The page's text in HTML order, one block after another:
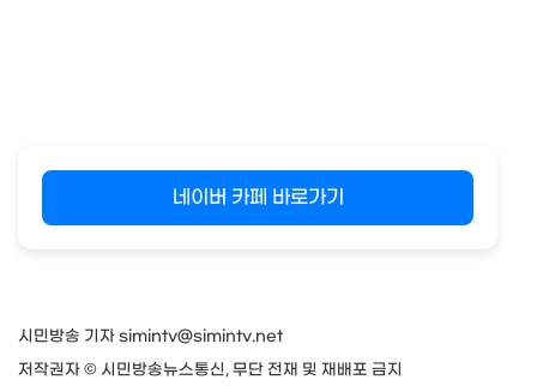
네이버 카페 바로가기
시민방송 기자 simintv@simintv.net
저작권자 © 시민방송뉴스통신, 무단 전재 및 재배포 금지